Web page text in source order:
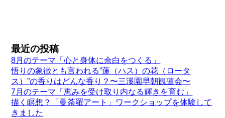
最近の投稿
8月のテーマ「心と身体に余白をつくる」
悟りの象徴とも言われる”蓮（ハス）の花（ロータ
ス）”の香りはどんな香り？〜三溪園早朝観蓮会〜
7月のテーマ「恵みを受け取り内なる輝きを育む」
描く瞑想？「曼荼羅アート」ワークショップを体験して
きました